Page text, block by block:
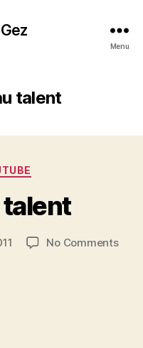
Menu
talent
talent
No Commentson